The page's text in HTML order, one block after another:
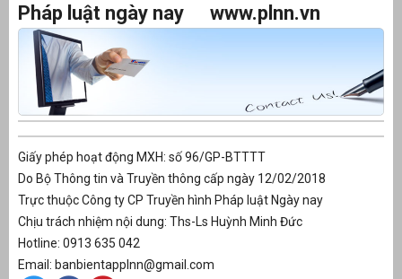
Pháp luật ngày nay www.plnn.vn
Giấy phép hoạt động MXH: số 96/GP-BTTTT
Do Bộ Thông tin và Truyền thông cấp ngày 12/02/2018
Trực thuộc Công ty CP Truyền hình Pháp luật Ngày nay
Chịu trách nhiệm nội dung: Ths-Ls Huỳnh Minh Đức
Hotline: 0913 635 042
Email: banbientapplnn@gmail.com